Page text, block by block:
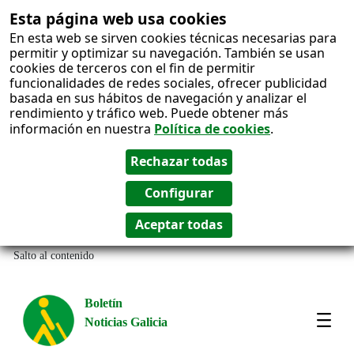
Esta página web usa cookies
En esta web se sirven cookies técnicas necesarias para
permitir y optimizar su navegación. También se usan
cookies de terceros con el fin de permitir
funcionalidades de redes sociales, ofrecer publicidad
basada en sus hábitos de navegación y analizar el
rendimiento y tráfico web. Puede obtener más
información en nuestra Política de cookies.
Salto al contenido
Boletín
Noticias Galicia